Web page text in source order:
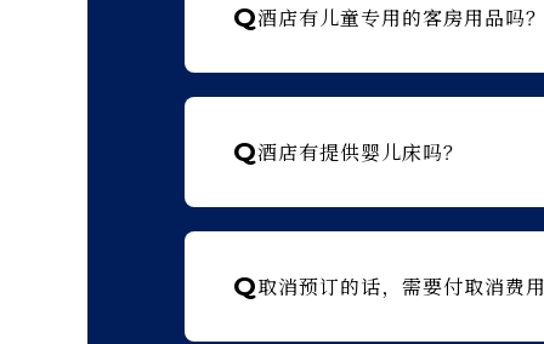
Q酒店有儿童专用的客房用品吗？
Q酒店有提供婴儿床吗？
Q取消预订的话，需要付取消费用